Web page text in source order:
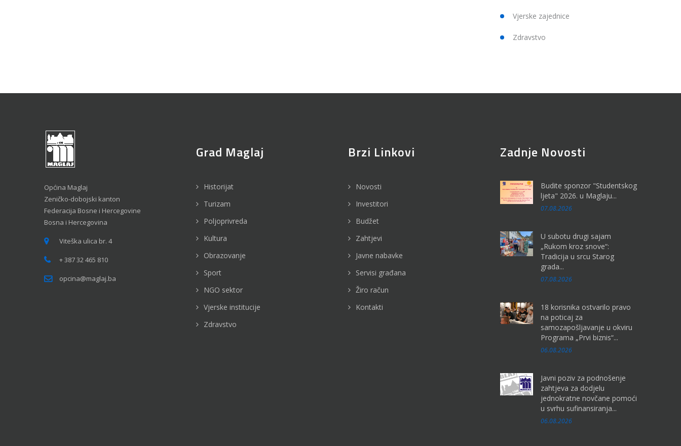
Vjerske zajednice
Zdravstvo
Općina Maglaj
Zeničko-dobojski kanton
Federacija Bosne i Hercegovine
Bosna i Hercegovina
Viteška ulica br. 4
+ 387 32 465 810
opcina@maglaj.ba
Grad Maglaj
Historijat
Turizam
Poljoprivreda
Kultura
Obrazovanje
Sport
NGO sektor
Vjerske institucije
Zdravstvo
Brzi Linkovi
Novosti
Investitori
Budžet
Zahtjevi
Javne nabavke
Servisi građana
Žiro račun
Kontakti
Zadnje Novosti
Budite sponzor "Studentskog
ljeta" 2026. u Maglaju...
07.08.2026
U subotu drugi sajam
„Rukom kroz snove“:
Tradicija u srcu Starog
grada...
07.08.2026
18 korisnika ostvarilo pravo
na poticaj za
samozapošljavanje u okviru
Programa „Prvi biznis“...
06.08.2026
Javni poziv za podnošenje
zahtjeva za dodjelu
jednokratne novčane pomoći
u svrhu sufinansiranja...
06.08.2026